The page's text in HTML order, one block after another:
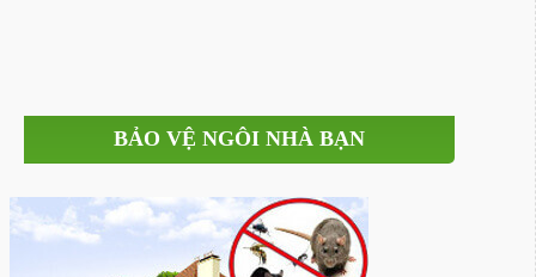
BẢO VỆ NGÔI NHÀ BẠN